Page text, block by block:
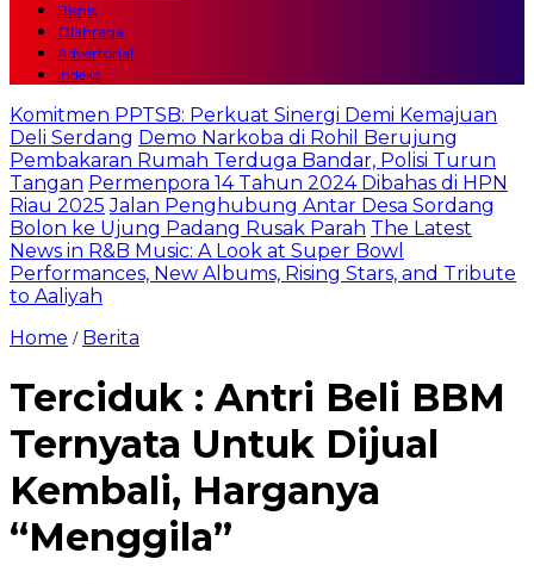
Bisnis
Olahraga
Advertorial
Indeks
Komitmen PPTSB: Perkuat Sinergi Demi Kemajuan
Deli Serdang Demo Narkoba di Rohil Berujung
Pembakaran Rumah Terduga Bandar, Polisi Turun
Tangan Permenpora 14 Tahun 2024 Dibahas di HPN
Riau 2025 Jalan Penghubung Antar Desa Sordang
Bolon ke Ujung Padang Rusak Parah The Latest
News in R&B Music: A Look at Super Bowl
Performances, New Albums, Rising Stars, and Tribute
to Aaliyah
Home / Berita
Terciduk : Antri Beli BBM
Ternyata Untuk Dijual
Kembali, Harganya
“Menggila”